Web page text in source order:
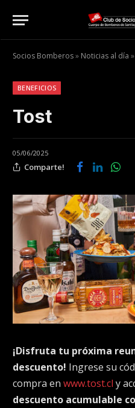
Socios Bomberos» Noticias al día »
BENEFICIOS
Tost
05/06/2025
Comparte!
¡Disfruta tu próxima
descuento! Ingrese su
compra en www.tost.cl y
descuento acumulable